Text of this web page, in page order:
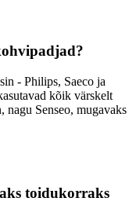
- Philips, Saeco ja
kõik värskelt
Senseo, mugavaks
toidukorraks